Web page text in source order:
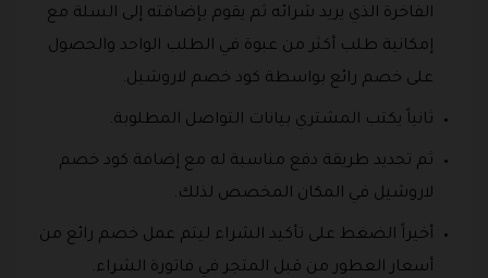
الفاخرة الذي يريد شرائه ثم يقوم بإضافته إلى السلة مع
إمكانية طلب أكثر من عبوة في الطلب الواحد والحصول
على خصم رائع بواسطة كود خصم لاروشيل.
ثانياً يكتب المشتري بيانات التواصل المطلوبة.
ثم تحديد طريقة دفع مناسبة له مع إضافة كود خصم
لاروشيل في المكان المخصص لذلك.
أخيراً الضغط على تأكيد الشراء ليتم عمل خصم رائع من
أسعار العطور من قبل المتجر في فاتورة الشراء.